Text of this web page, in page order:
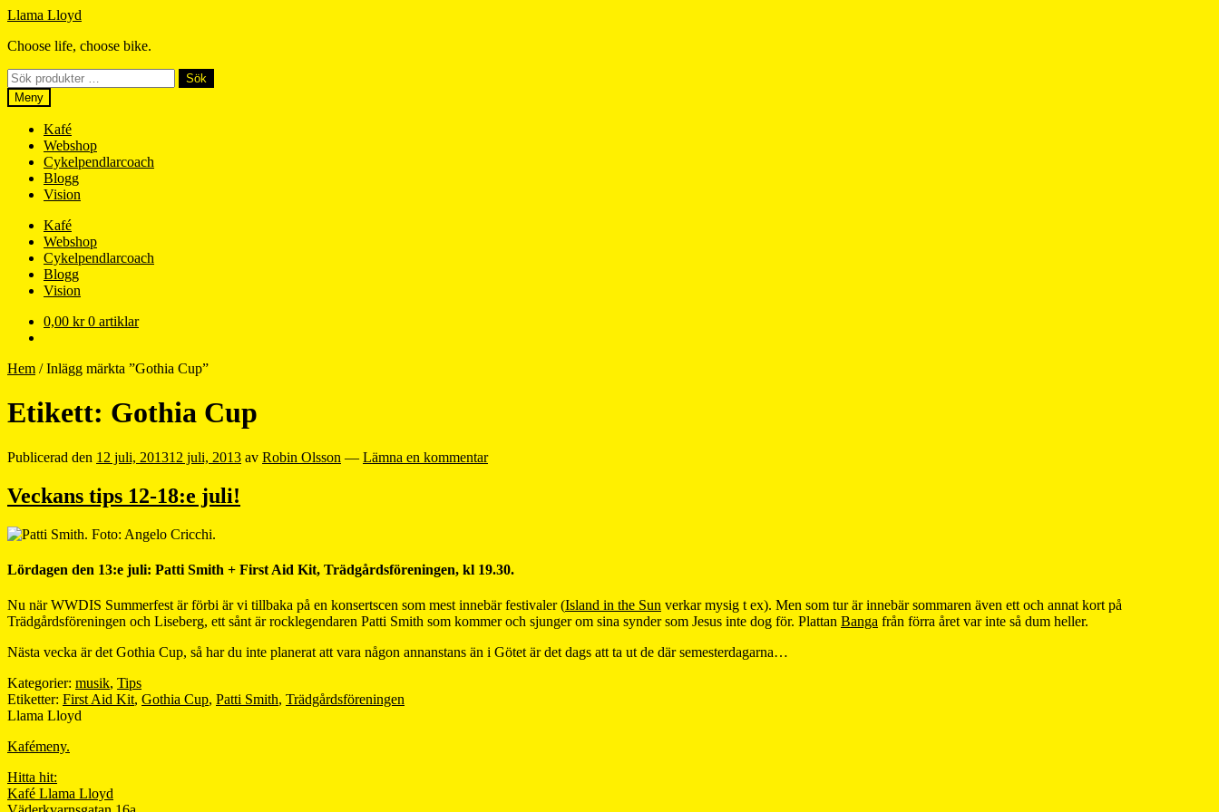
Hoppa
navigering
Hoppa
innehåll
Llama Lloyd
Choose life, choose bike.
Sök
efter:
Sök
Meny
Kafé
Webshop
Cykelpendlarcoach
Blogg
Vision
Kafé
Webshop
Cykelpendlarcoach
Blogg
Vision
0,00 kr 0 artiklar
Hem /Inlägg märkta ”Gothia Cup”
Etikett: Gothia Cup
Publicerad den 12 juli, 201312 juli, 2013 av Robin Olsson — Lämna en kommentar
Veckans tips 12-18:e juli!
Lördagen den 13:e juli: Patti Smith + First Aid Kit, Trädgårdsföreningen, kl 19.30.
Nu när WWDIS Summerfest är förbi är vi tillbaka på en konsertscen som mest innebär festivaler (Island in the Sun verkar mysig t ex). Men som tur är innebär sommaren även ett och annat kort på
Trädgårdsföreningen och Liseberg, ett sånt är rocklegendaren Patti Smith som kommer och sjunger om sina synder som Jesus inte dog för. Plattan Banga från förra året var inte så dum heller.
Nästa vecka är det Gothia Cup, så har du inte planerat att vara någon annanstans än i Götet är det dags att ta ut de där semesterdagarna…
Kategorier: musik, Tips
Etiketter: First Aid Kit, Gothia Cup, Patti Smith, Trädgårdsföreningen
Llama Lloyd
Kafémeny.
Hitta hit:
Kafé Llama Lloyd